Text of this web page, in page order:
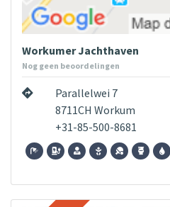
Workumer Jachthaven
Nog geen beoordelingen
Parallelwei 7
8711CH Workum
+31-85-500-8681